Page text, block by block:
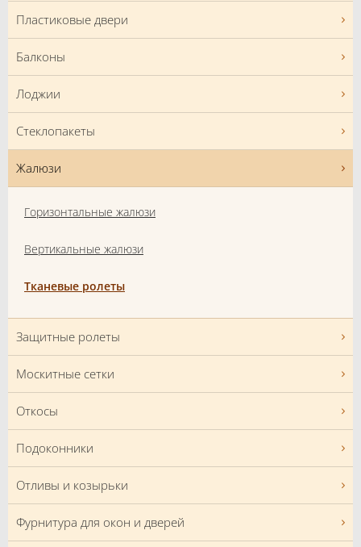
Пластиковые двери
Балконы
Лоджии
Стеклопакеты
Жалюзи
Горизонтальные жалюзи
Вертикальные жалюзи
Тканевые ролеты
Защитные ролеты
Москитные сетки
Откосы
Подоконники
Отливы и козырьки
Фурнитура для окон и дверей